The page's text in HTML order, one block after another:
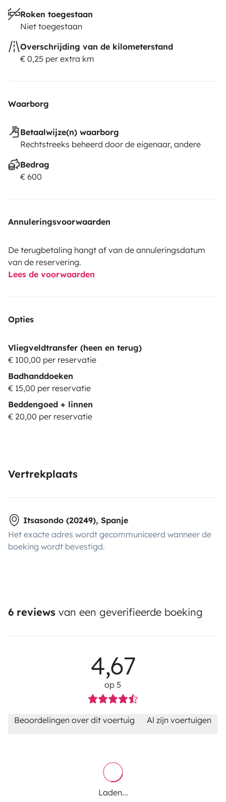
Roken toegestaan
Niet toegestaan
Overschrijding van de kilometerstand
€ 0,25 per extra km
Waarborg
Betaalwijze(n) waarborg
Rechtstreeks beheerd door de eigenaar, andere
Bedrag
€ 600
Annuleringsvoorwaarden
De terugbetaling hangt af van de annuleringsdatum
van de reservering.
Lees de voorwaarden
Opties
Vliegveldtransfer (heen en terug)
€ 100,00 per reservatie
Badhanddoeken
€ 15,00 per reservatie
Beddengoed + linnen
€ 20,00 per reservatie
Vertrekplaats
Itsasondo (20249), Spanje
Het exacte adres wordt gecommuniceerd wanneer de
boeking wordt bevestigd.
6 reviews van een geverifieerde boeking
4,67
op 5
Beoordelingen over dit voertuig Al zijn voertuigen
Laden...